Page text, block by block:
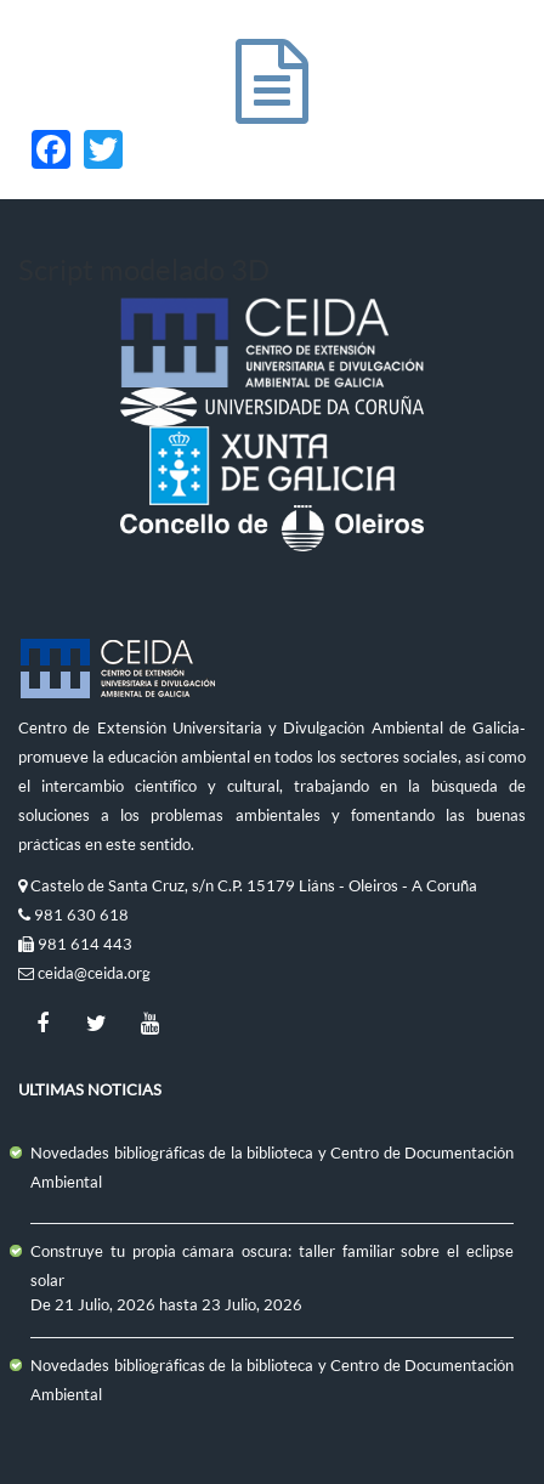
Facebook
Centro de Extensión Universitaria y Divulgación Ambiental de Galicia-
promueve la educación ambiental en todos los sectores sociales, así como
el intercambio científico y cultural, trabajando en la búsqueda de
soluciones a los problemas ambientales y fomentando las buenas
prácticas en este sentido.
Castelo de Santa Cruz, s/n C.P. 15179 Liáns - Oleiros - A Coruña
981 630 618
981 614 443
ceida@ceida.org
ULTIMAS NOTICIAS
Novedades bibliográficas de la biblioteca y Centro de Documentación
Ambiental
Construye tu propia cámara oscura: taller familiar sobre el eclipse
solar
De 21 Julio, 2026 hasta 23 Julio, 2026
Novedades bibliográficas de la biblioteca y Centro de Documentación
Ambiental